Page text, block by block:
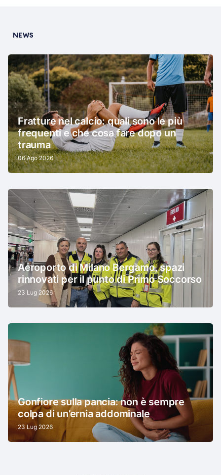
NEWS
Fratture nel calcio: quali sono le più
frequenti e che cosa fare dopo un
trauma
06 Ago 2026
Aeroporto di Milano Bergamo, spazi
rinnovati per il punto di Primo Soccorso
23 Lug 2026
Gonfiore sulla pancia: non è sempre
colpa di un’ernia addominale
23 Lug 2026